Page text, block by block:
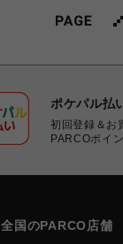
ポケパル払
初回登録＆お
PARCOポイ
全国のPARCO店舗